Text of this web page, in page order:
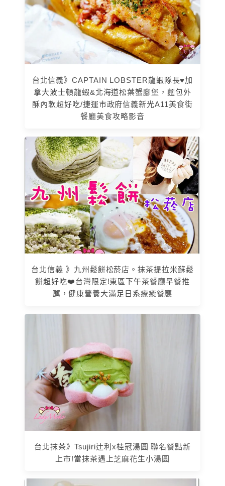
台北信義》CAPTAIN LOBSTER龍蝦隊長♥加
拿大波士頓龍蝦&北海道松葉蟹腳堡，麵包外
酥內軟超好吃/捷運市政府信義新光A11美食街
餐廳美食攻略影音
台北信義 》九州鬆餅松菸店。抹茶提拉米蘇鬆
餅超好吃❤️台灣限定!東區下午茶餐廳早餐推
薦，健康營養大滿足日系療癒餐廳
台北抹茶》Tsujiri辻利x桂冠湯圓 聯名餐點新
上市!當抹茶遇上芝麻花生小湯圓